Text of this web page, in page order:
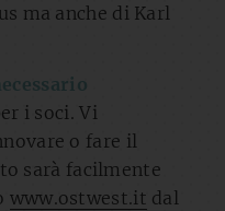
ma anche di Karl
i soci. Vi
o fare il
sarà facilmente
www.ostwest.it dal